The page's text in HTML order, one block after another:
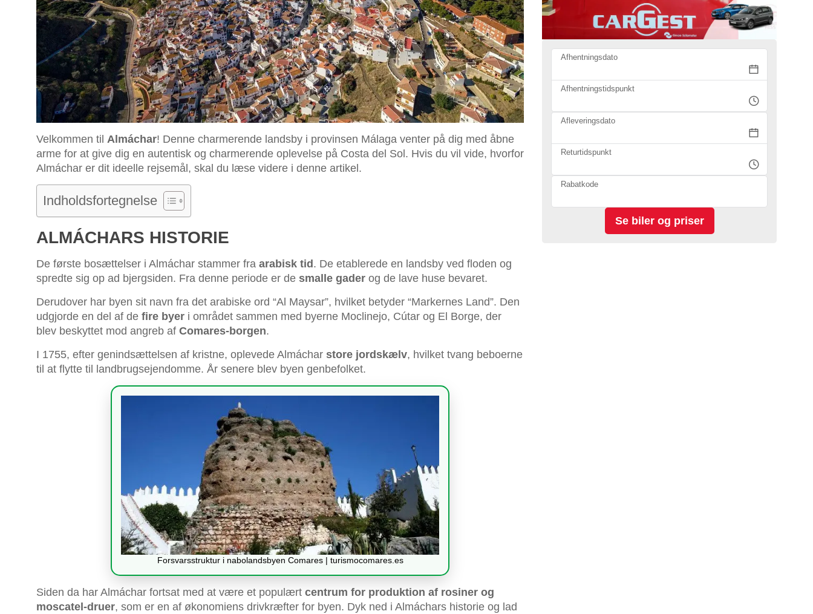
Velkommen til Almáchar! Denne charmerende landsby i provinsen Málaga venter på dig med åbne
arme for at give dig en autentisk og charmerende oplevelse på Costa del Sol. Hvis du vil vide, hvorfor
Almáchar er dit ideelle rejsemål, skal du læse videre i denne artikel.
Indholdsfortegnelse
ALMÁCHARS HISTORIE
De første bosættelser i Almáchar stammer fra arabisk tid. De etablerede en landsby ved floden og
spredte sig op ad bjergsiden. Fra denne periode er de smalle gader og de lave huse bevaret.
Derudover har byen sit navn fra det arabiske ord “Al Maysar”, hvilket betyder “Markernes Land”. Den
udgjorde en del af de fire byer i området sammen med byerne Moclinejo, Cútar og El Borge, der
blev beskyttet mod angreb af Comares-borgen.
I 1755, efter genindsættelsen af kristne, oplevede Almáchar store jordskælv, hvilket tvang beboerne
til at flytte til landbrugsejendomme. År senere blev byen genbefolket.
Forsvarsstruktur i nabolandsbyen Comares | turismocomares.es
Siden da har Almáchar fortsat med at være et populært centrum for produktion af rosiner og
moscatel-druer, som er en af økonomiens drivkræfter for byen. Dyk ned i Almáchars historie og lad
Afhentningsdato
Afhentningstidspunkt
Afleveringsdato
Returtidspunkt
Rabatkode